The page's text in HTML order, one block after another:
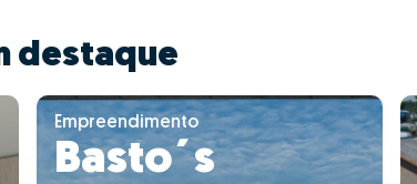
destaque
Empreendimento
Basto´s